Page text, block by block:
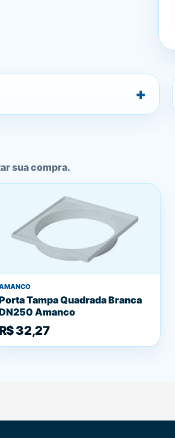
sua compra.
Tampa Quadrada Branca
Amanco
R$ 32,27